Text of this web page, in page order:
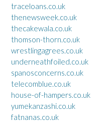
traceloans.co.uk
thenewsweek.co.uk
thecakewala.co.uk
thomson-thorn.co.uk
wrestlingagrees.co.uk
underneathfoiled.co.uk
spanosconcerns.co.uk
telecomblue.co.uk
house-of-hampers.co.uk
yumekanzashi.co.uk
fatnanas.co.uk